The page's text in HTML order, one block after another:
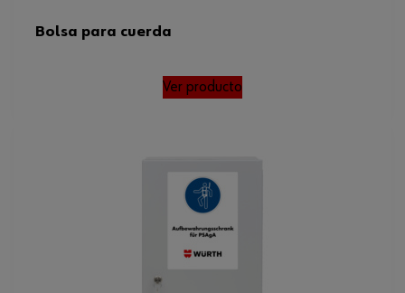
Bolsa para cuerda
Ver producto